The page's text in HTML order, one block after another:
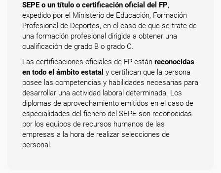
SEPE o un título o certificación oficial del FP,
expedido por el Ministerio de Educación, Formación
Profesional de Deportes, en el caso de que se trate de
una formación profesional dirigida a obtener una
cualificación de grado B o grado C.
Las certificaciones oficiales de FP están reconocidas
en todo el ámbito estatal y certifican que la persona
posee las competencias y habilidades necesarias para
desarrollar una actividad laboral determinada. Los
diplomas de aprovechamiento emitidos en el caso de
especialidades del fichero del SEPE son reconocidas
por los equipos de recursos humanos de las
empresas a la hora de realizar selecciones de
personal.